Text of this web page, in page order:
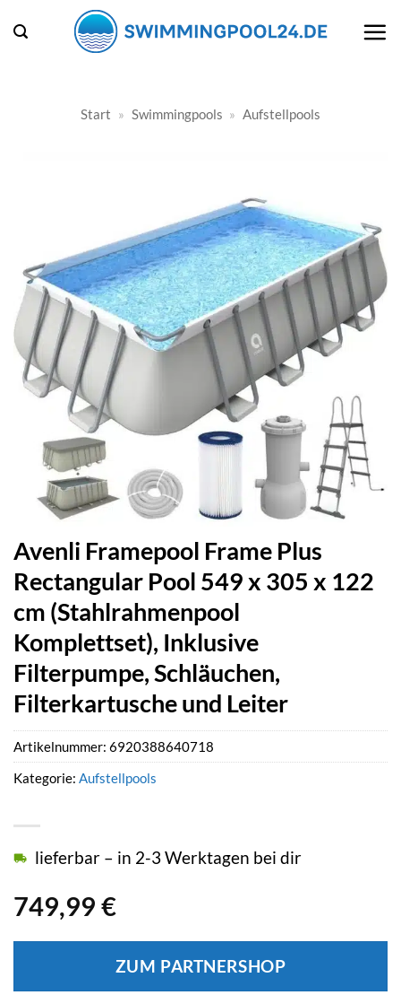
Inhalt
Start » Swimmingpools » Aufstellpools
Avenli Framepool Frame Plus
Rectangular Pool 549 x 305 x 122
cm (Stahlrahmenpool
Komplettset), Inklusive
Filterpumpe, Schläuchen,
Filterkartusche und Leiter
749,99 €
lieferbar – in 2-3 Werktagen bei dir
ZUM PARTNERSHOP
Artikelnummer: 6920388640718
Kategorie: Aufstellpools